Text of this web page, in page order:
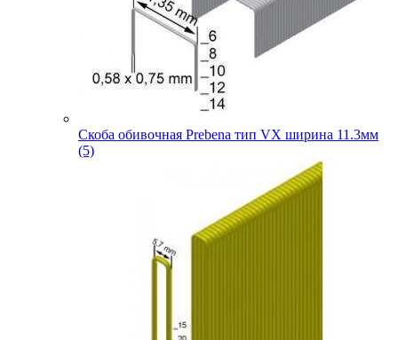
Скоба обивочная Prebena тип VX ширина 11.3мм
(5)